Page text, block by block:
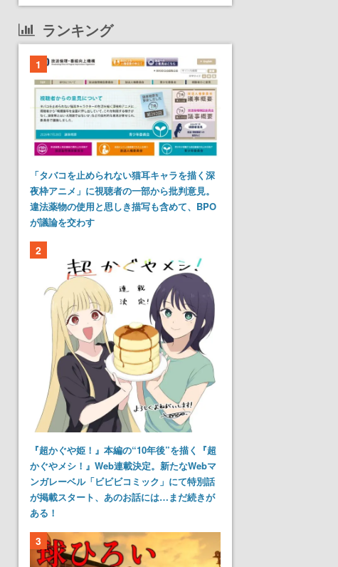
ランキング
1
「タバコを止められない猫耳キャラを描く深
夜枠アニメ」に視聴者の一部から批判意見。
違法薬物の使用と思しき描写も含めて、BPO
が議論を交わす
2
『超かぐや姫！』本編の“10年後”を描く『超
かぐやメシ！』Web連載決定。新たなWebマ
ンガレーベル「ビビビコミック」にて特別話
が掲載スタート、あのお話には…まだ続きが
ある！
3